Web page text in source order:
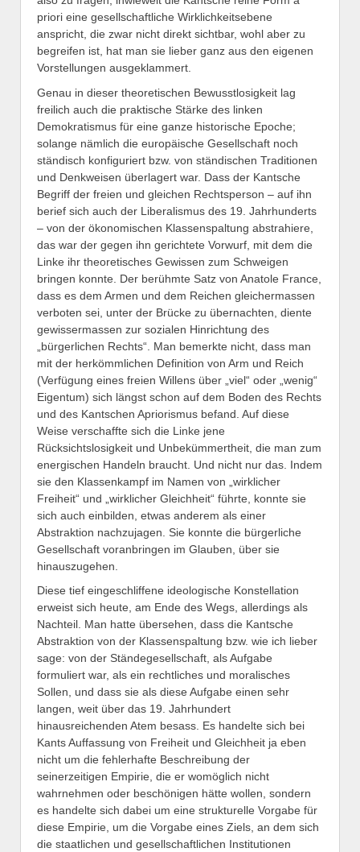
priori eine gesellschaftliche Wirklichkeitsebene
anspricht, die zwar nicht direkt sichtbar, wohl aber zu
begreifen ist, hat man sie lieber ganz aus den eigenen
Vorstellungen ausgeklammert.
Genau in dieser theoretischen Bewusstlosigkeit lag
freilich auch die praktische Stärke des linken
Demokratismus für eine ganze historische Epoche;
solange nämlich die europäische Gesellschaft noch
ständisch konfiguriert bzw. von ständischen Traditionen
und Denkweisen überlagert war. Dass der Kantsche
Begriff der freien und gleichen Rechtsperson – auf ihn
berief sich auch der Liberalismus des 19. Jahrhunderts
– von der ökonomischen Klassenspaltung abstrahiere,
das war der gegen ihn gerichtete Vorwurf, mit dem die
Linke ihr theoretisches Gewissen zum Schweigen
bringen konnte. Der berühmte Satz von Anatole France,
dass es dem Armen und dem Reichen gleichermassen
verboten sei, unter der Brücke zu übernachten, diente
gewissermassen zur sozialen Hinrichtung des
„bürgerlichen Rechts“. Man bemerkte nicht, dass man
mit der herkömmlichen Definition von Arm und Reich
(Verfügung eines freien Willens über „viel“ oder „wenig“
Eigentum) sich längst schon auf dem Boden des Rechts
und des Kantschen Apriorismus befand. Auf diese
Weise verschaffte sich die Linke jene
Rücksichtslosigkeit und Unbekümmertheit, die man zum
energischen Handeln braucht. Und nicht nur das. Indem
sie den Klassenkampf im Namen von „wirklicher
Freiheit“ und „wirklicher Gleichheit“ führte, konnte sie
sich auch einbilden, etwas anderem als einer
Abstraktion nachzujagen. Sie konnte die bürgerliche
Gesellschaft voranbringen im Glauben, über sie
hinauszugehen.
Diese tief eingeschliffene ideologische Konstellation
erweist sich heute, am Ende des Wegs, allerdings als
Nachteil. Man hatte übersehen, dass die Kantsche
Abstraktion von der Klassenspaltung bzw. wie ich lieber
sage: von der Ständegesellschaft, als Aufgabe
formuliert war, als ein rechtliches und moralisches
Sollen, und dass sie als diese Aufgabe einen sehr
langen, weit über das 19. Jahrhundert
hinausreichenden Atem besass. Es handelte sich bei
Kants Auffassung von Freiheit und Gleichheit ja eben
nicht um die fehlerhafte Beschreibung der
seinerzeitigen Empirie, die er womöglich nicht
wahrnehmen oder beschönigen hätte wollen, sondern
es handelte sich dabei um eine strukturelle Vorgabe für
diese Empirie, um die Vorgabe eines Ziels, an dem sich
die staatlichen und gesellschaftlichen Institutionen